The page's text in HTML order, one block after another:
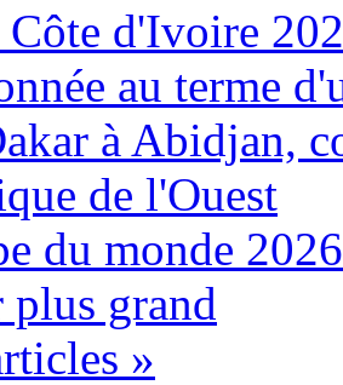
d'Ivoire
au terme
à Abidjan,
de l'Ouest
du monde
plus grand
»